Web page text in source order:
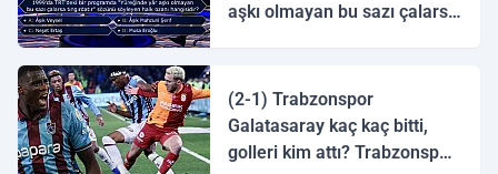
aşkı olmayan bu sazı çalarsa
(2-1) Trabzonspor
Galatasaray kaç kaç bitti,
golleri kim attı? Trabzonspor